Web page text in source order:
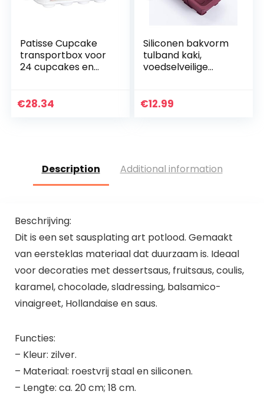
Patisse Cupcake
transportbox voor
24 cupcakes en
€28.34
Siliconen bakvorm
tulband kaki,
voedselveilige
bakvorm rond, Ø
€12.99
Description Additional information
Beschrijving:
Dit is een set sausplating art potlood. Gemaakt
van eersteklas materiaal dat duurzaam is. Ideaal
voor decoraties met dessertsaus, fruitsaus, coulis,
karamel, chocolade, sladressing, balsamico-
vinaigreet, Hollandaise en saus.
Functies:
– Kleur: zilver.
– Materiaal: roestvrij staal en siliconen.
– Lengte: ca. 20 cm; 18 cm.